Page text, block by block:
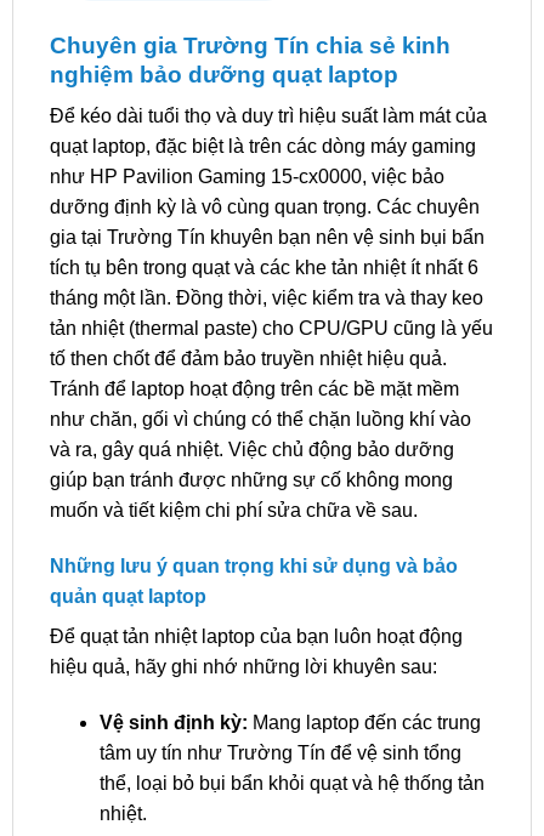
Chuyên gia Trường Tín chia sẻ kinh
nghiệm bảo dưỡng quạt laptop
Để kéo dài tuổi thọ và duy trì hiệu suất làm mát của
quạt laptop, đặc biệt là trên các dòng máy gaming
như HP Pavilion Gaming 15-cx0000, việc bảo
dưỡng định kỳ là vô cùng quan trọng. Các chuyên
gia tại Trường Tín khuyên bạn nên vệ sinh bụi bẩn
tích tụ bên trong quạt và các khe tản nhiệt ít nhất 6
tháng một lần. Đồng thời, việc kiểm tra và thay keo
tản nhiệt (thermal paste) cho CPU/GPU cũng là yếu
tố then chốt để đảm bảo truyền nhiệt hiệu quả.
Tránh để laptop hoạt động trên các bề mặt mềm
như chăn, gối vì chúng có thể chặn luồng khí vào
và ra, gây quá nhiệt. Việc chủ động bảo dưỡng
giúp bạn tránh được những sự cố không mong
muốn và tiết kiệm chi phí sửa chữa về sau.
Những lưu ý quan trọng khi sử dụng và bảo
quản quạt laptop
Để quạt tản nhiệt laptop của bạn luôn hoạt động
hiệu quả, hãy ghi nhớ những lời khuyên sau:
Vệ sinh định kỳ: Mang laptop đến các trung
tâm uy tín như Trường Tín để vệ sinh tổng
thể, loại bỏ bụi bẩn khỏi quạt và hệ thống tản
nhiệt.